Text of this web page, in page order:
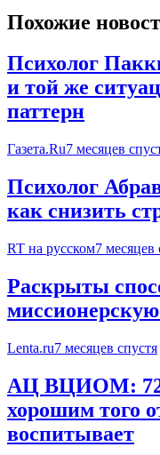
Похожие
Психолог
и той же
паттерн
Газета.Ru7 месяцев
Психолог
как снизить
RT на русском7 месяцев
Раскрыты
Lenta.ru7 месяцев спустя
АЦ ВЦИОМ:
хорошим того
воспитывает